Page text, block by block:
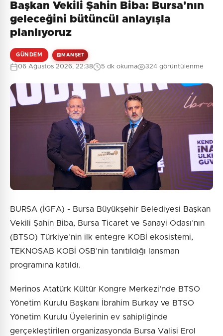
Güvenlik Sorusu:
7 + 2 = ?
Gönder
Henüz yorum yapılmamış. İlk yorumu siz yapın!
Başkan Vekili Şahin Biba: Bursa'nın
geleceğini bütüncül anlayışla
planlıyoruz
GÜNDEM MANŞET
06 Ağustos 2026, 22:38 5 dk okuma 324 görüntülenme
BURSA (İGFA) - Bursa Büyükşehir Belediyesi Başkan
Vekili Şahin Biba, Bursa Ticaret ve Sanayi Odası’nın
(BTSO) Türkiye’nin ilk entegre KOBİ ekosistemi,
TEKNOSAB KOBİ OSB’nin tanıtıldığı lansman
programına katıldı.
Merinos Atatürk Kültür Kongre Merkezi’nde BTSO
Yönetim Kurulu Başkanı İbrahim Burkay ve BTSO
Yönetim Kurulu Üyelerinin ev sahipliğinde
gerçekleştirilen organizasyonda Bursa Valisi Erol